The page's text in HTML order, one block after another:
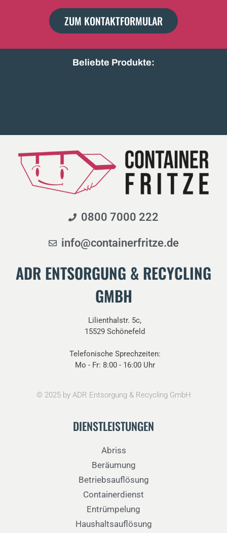
ZUM KONTAKTFORMULAR
Beliebte Produkte:
0800 7000 222
info@containerfritze.de
ADR ENTSORGUNG & RECYCLING
GMBH
Lilienthalstr. 5c,
15529 Schönefeld
Telefonische Sprechzeiten:
Mo - Fr: 8:00 - 16:00 Uhr
© 2025by ADR Entsorgung & Recycling GmbH
DIENSTLEISTUNGEN
Abriss
Beräumung
Betriebsauflösung
Containerdienst
Entrümpelung
Haushaltsauflösung